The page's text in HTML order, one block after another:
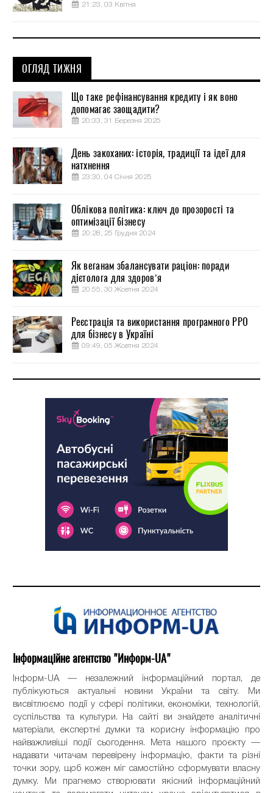
21:23, 03 Квітня
ОГЛЯД ТИЖНЯ
Що таке рефінансування кредиту і як воно
допомагає заощадити?
20:33, 31 Березня 2025
День закоханих: історія, традиції та ідеї для
натхнення
23:30, 04 Січня 2025
Облікова політика: ключ до прозорості та
оптимізації бізнесу
20:28, 25 Грудня 2024
Як веганам збалансувати раціон: поради
дієтолога для здоров’я
20:55, 30 Жовтня 2024
Реєстрація та використання програмного РРО
для бізнесу в Україні
09:49, 05 Жовтня 2024
Інформаційне агентство "Информ-UA"
Інформ-UA — незалежний інформаційний портал, де
публікуються актуальні новини України та світу. Ми
висвітлюємо події у сфері політики, економіки, технологій,
суспільства та культури. На сайті ви знайдете аналітичні
матеріали, експертні думки та корисну інформацію про
найважливіші події сьогодення. Мета нашого проєкту —
надавати читачам перевірену інформацію, факти та різні
точки зору, щоб кожен міг самостійно сформувати власну
думку. Ми прагнемо створювати якісний інформаційний